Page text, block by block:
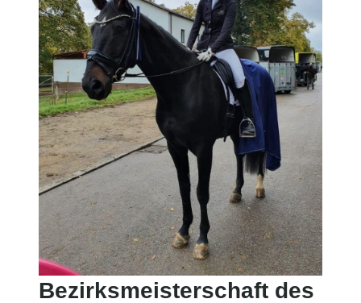
Bezirksmeisterschaft des